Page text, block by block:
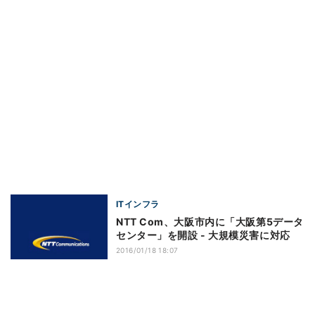
ITインフラ
NTT Com、大阪市内に「大阪第5データ
センター」を開設 - 大規模災害に対応
2016/01/18 18:07